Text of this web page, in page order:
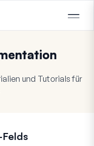
und Tutorials für